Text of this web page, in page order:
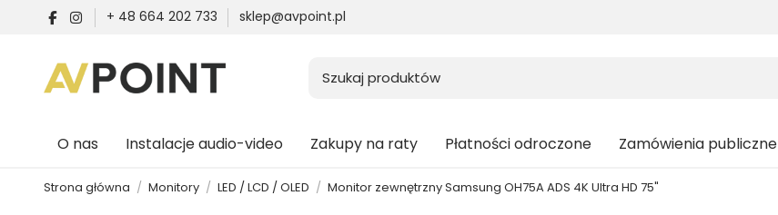
+ 48 664 202 733 sklep@avpoint.pl
O nas Instalacje audio-video Zakupy na raty Płatności odroczone Zamówienia publiczne
Strona główna Monitory LED / LCD / OLED Monitor zewnętrzny Samsung OH75A ADS 4K Ultra HD 75"